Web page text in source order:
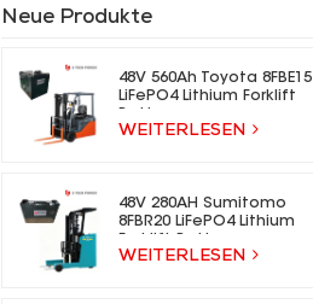
Neue Produkte
48V 560Ah Toyota 8FBE15
LiFePO4 Lithium Forklift
WEITERLESEN
48V 280AH Sumitomo
8FBR20 LiFePO4 Lithium
WEITERLESEN